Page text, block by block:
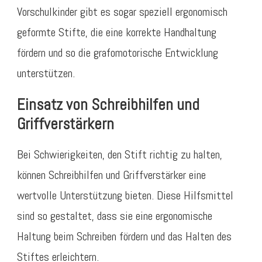
Vorschulkinder gibt es sogar speziell ergonomisch
geformte Stifte, die eine korrekte Handhaltung
fördern und so die grafomotorische Entwicklung
unterstützen.
Einsatz von Schreibhilfen und
Griffverstärkern
Bei Schwierigkeiten, den Stift richtig zu halten,
können Schreibhilfen und Griffverstärker eine
wertvolle Unterstützung bieten. Diese Hilfsmittel
sind so gestaltet, dass sie eine ergonomische
Haltung beim Schreiben fördern und das Halten des
Stiftes erleichtern.